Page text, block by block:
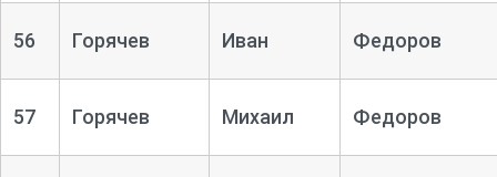
56 Горячев Иван Федоров
57 Горячев Михаил Федоров